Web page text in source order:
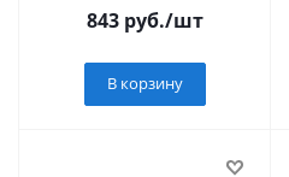
843 руб./шт
В корзину